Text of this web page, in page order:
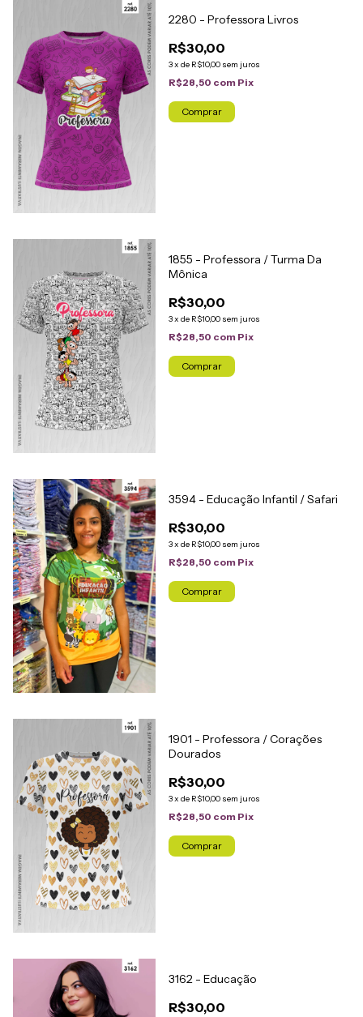
2280 - Professora Livros
R$30,00
3x de R$10,00 sem juros
R$28,50 com Pix
Comprar
1855 - Professora / Turma Da
Mônica
R$30,00
3x de R$10,00 sem juros
R$28,50 com Pix
Comprar
3594 - Educação Infantil / Safari
R$30,00
3x de R$10,00 sem juros
R$28,50 com Pix
Comprar
1901 - Professora / Corações
Dourados
R$30,00
3x de R$10,00 sem juros
R$28,50 com Pix
Comprar
3162 - Educação
R$30,00